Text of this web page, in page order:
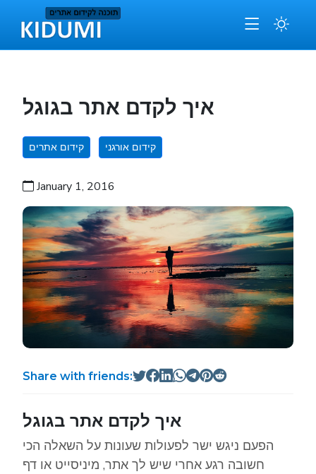
איך לקדם אתר בגוגל
קידום אתרים קידום אורגני
January 1, 2016
Share with friends:
איך לקדם אתר בגוגל
הפעם ניגש ישר לפעולות שעונות על השאלה הכי
חשובה רגע אחרי שיש לך אתר, מיניסייט או דף